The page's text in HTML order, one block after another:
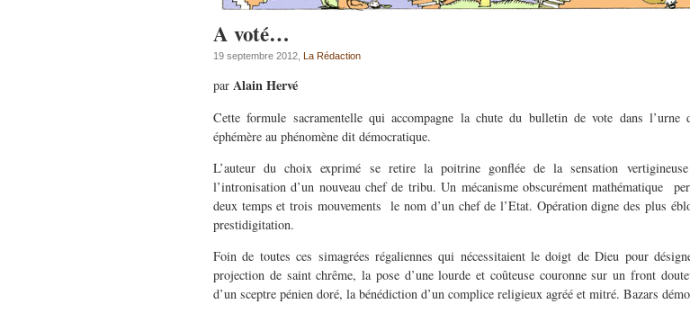
A voté…
19 septembre 2012, La Rédaction
par Alain Hervé
Cette formule sacramentelle qui accompagne la chute du bulletin de vote dans l’urne
éphémère au phénomène dit démocratique.
L’auteur du choix exprimé se retire la poitrine gonflée de la sensation
l’intronisation d’un nouveau chef de tribu. Un mécanisme obscurément mathématique
deux temps et trois mouvements le nom d’un chef de l’Etat. Opération digne des plus
prestidigitation.
Foin de toutes ces simagrées régaliennes qui nécessitaient le doigt de Dieu pour
projection de saint chrême, la pose d’une lourde et coûteuse couronne sur un front
d’un sceptre pénien doré, la bénédiction d’un complice religieux agréé et mitré. Bazars